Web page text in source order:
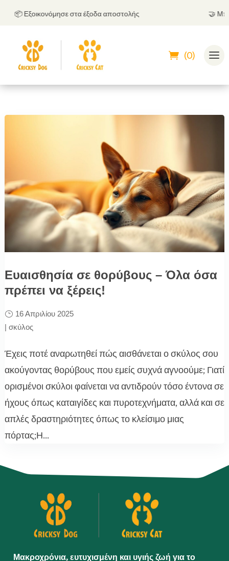
📦 Εξοικονόμησε στα έξοδα αποστολής
(0)
Ευαισθησία σε θορύβους – Όλα όσα
πρέπει να ξέρεις!
16 Απριλίου 2025
| σκύλος
Έχεις ποτέ αναρωτηθεί πώς αισθάνεται ο σκύλος σου
ακούγοντας θορύβους που εμείς συχνά αγνοούμε; Γιατί
ορισμένοι σκύλοι φαίνεται να αντιδρούν τόσο έντονα σε
ήχους όπως καταιγίδες και πυροτεχνήματα, αλλά και σε
απλές δραστηριότητες όπως το κλείσιμο μιας
πόρτας;Η...
Μακροχρόνια, ευτυχισμένη και υγιής ζωή για το